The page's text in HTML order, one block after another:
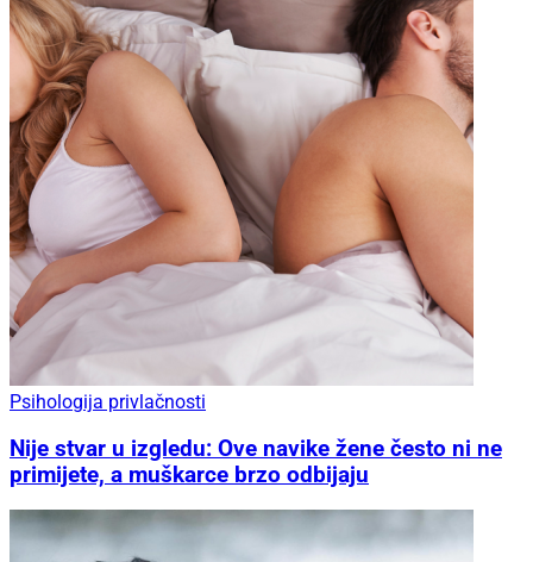
Psihologija privlačnosti
Nije stvar u izgledu: Ove navike žene često ni ne
primijete, a muškarce brzo odbijaju